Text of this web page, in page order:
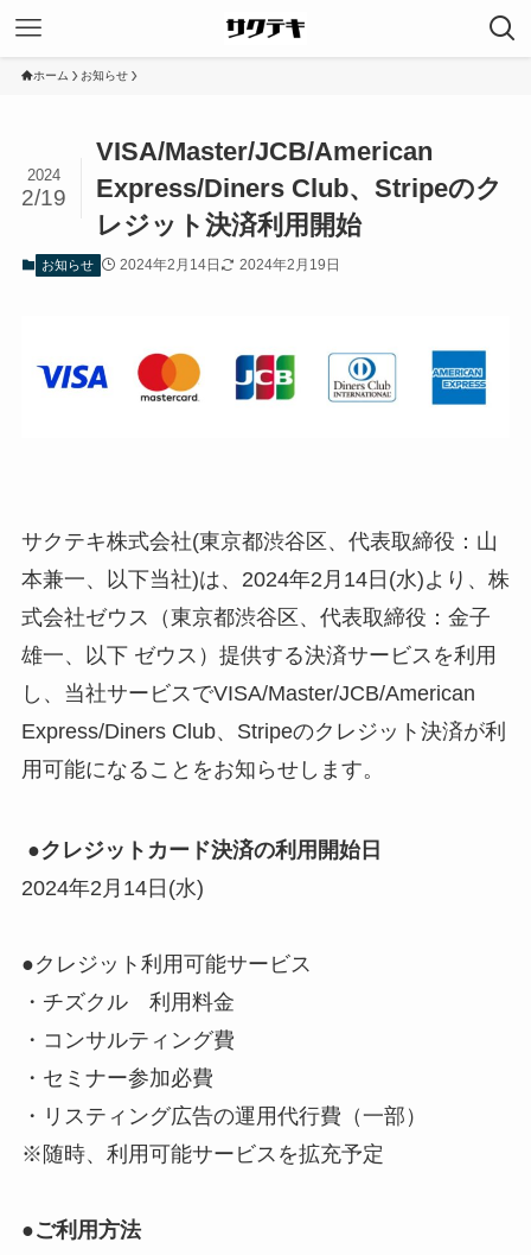
ホーム お知らせ
VISA/Master/JCB/American
Express/Diners Club、Stripeのク
レジット決済利用開始
2024
2/19
お知らせ 2024年2月14日 2024年2月19日
サクテキ株式会社(東京都渋谷区、代表取締役：山
本兼一、以下当社)は、2024年2月14日(水)より、株
式会社ゼウス（東京都渋谷区、代表取締役：金子
雄一、以下 ゼウス）提供する決済サービスを利用
し、当社サービスでVISA/Master/JCB/American
Express/Diners Club、Stripeのクレジット決済が利
用可能になることをお知らせします。
●クレジットカード決済の利用開始日
2024年2月14日(水)
●クレジット利用可能サービス
・チズクル 利用料金
・コンサルティング費
・セミナー参加必費
・リスティング広告の運用代行費（一部）
※随時、利用可能サービスを拡充予定
●ご利用方法